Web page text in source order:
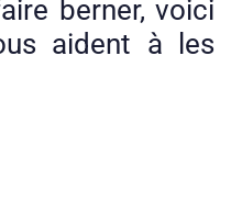
berner, voici
aident à les